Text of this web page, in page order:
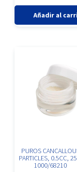
5
HUE
IMAP32G
cantidad
Añadir al
PUROS
PARTICLES, 0.5CC,
1000/68210